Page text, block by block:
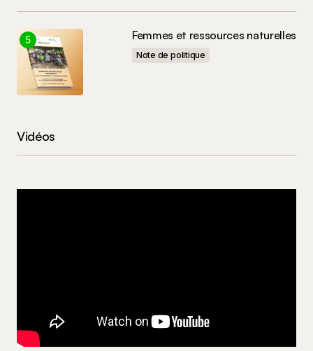
Femmes et ressources naturelles
Note de politique
Vidéos